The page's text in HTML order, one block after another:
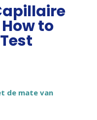
to
de mate van